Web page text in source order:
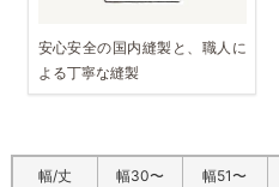
安心安全の国内縫製と、職人に
よる丁寧な縫製
幅/丈
幅30〜
幅51〜